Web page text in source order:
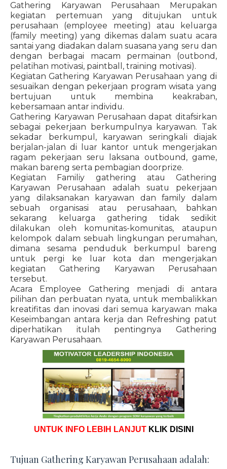
Gathering Karyawan Perusahaan Merupakan
kegiatan pertemuan yang ditujukan untuk
perusahaan (employee meeting) atau keluarga
(family meeting) yang dikemas dalam suatu acara
santai yang diadakan dalam suasana yang seru dan
dengan berbagai macam permainan (outbond,
pelatihan motivasi, paintball, training motivasi).
Kegiatan Gathering Karyawan Perusahaan yang di
sesuaikan dengan pekerjaan program wisata yang
bertujuan untuk membina keakraban,
kebersamaan antar individu.
Gathering Karyawan Perusahaan dapat ditafsirkan
sebagai pekerjaan berkumpulnya karyawan. Tak
sekadar berkumpul, karyawan seringkali diajak
berjalan-jalan di luar kantor untuk mengerjakan
ragam pekerjaan seru laksana outbound, game,
makan bareng serta pembagian doorprize.
Kegiatan Familiy gathering atau Gathering
Karyawan Perusahaan adalah suatu pekerjaan
yang dilaksanakan karyawan dan family dalam
sebuah organisasi atau perusahaan, bahkan
sekarang keluarga gathering tidak sedikit
dilakukan oleh komunitas-komunitas, ataupun
kelompok dalam sebuah lingkungan perumahan,
dimana sesama penduduk berkumpul bareng
untuk pergi ke luar kota dan mengerjakan
kegiatan Gathering Karyawan Perusahaan
tersebut.
Acara Employee Gathering menjadi di antara
pilihan dan perbuatan nyata, untuk membalikkan
kreatifitas dan inovasi dari semua karyawan maka
Keseimbangan antara kerja dan Refreshing patut
diperhatikan itulah pentingnya Gathering
Karyawan Perusahaan.
UNTUK INFO LEBIH LANJUT KLIK DISINI
Tujuan Gathering Karyawan Perusahaan adalah: